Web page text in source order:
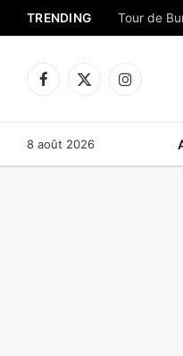
TRENDING Tour de
Facebook
X
Instagram
8 août 2026